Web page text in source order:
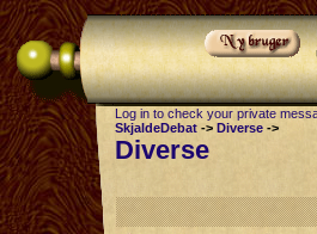
Log in to check your private
SkjaldeDebat -> Diverse ->
Diverse